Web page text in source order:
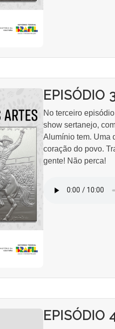
EPISÓDIO
No terceiro
show sertanejo,
Alumínio tem. Uma
coração do povo.
gente! Não perca!
EPISÓDIO